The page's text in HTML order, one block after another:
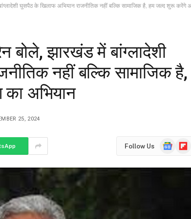
घुसपैठ के खिलाफ अभियान राजनीतिक नहीं बल्कि सामाजिक है, हम जल्द शुरू करेंगे
बोले, झारखंड में बांग्लादेशी
नहीं बल्कि सामाजिक है,
अभियान
25, 2024
Follow Us
Google